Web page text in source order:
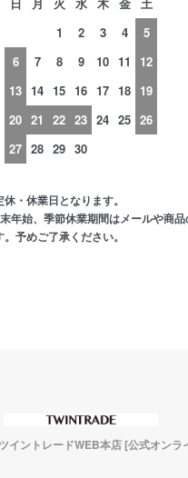
1
2 3 4
5
6
7 8 9 10 11
12
13 14 15 16 17 18 19
20 21 22 23 24 25 26
27 28 29 30
・休業日となります。
年始、季節休業期間はメールや商
予めご了承ください。
イントレードWEB本店 [公式オンラ